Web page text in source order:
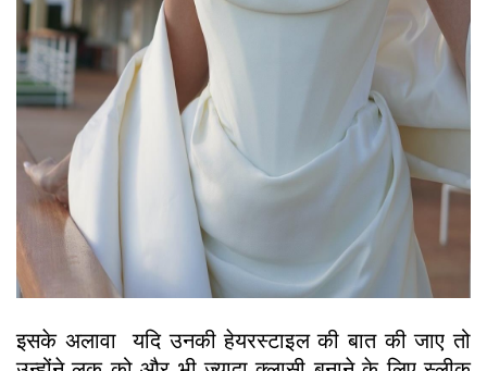
इसके अलावा यदि उनकी हेयरस्टाइल की बात की जाए तो